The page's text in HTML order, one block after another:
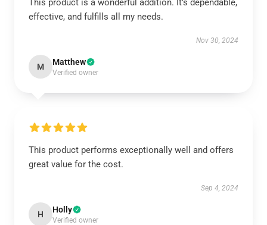
This product is a wonderful addition. It’s dependable,
effective, and fulfills all my needs.
Nov 30, 2024
M Matthew
Verified owner
This product performs exceptionally well and offers
great value for the cost.
Sep 4, 2024
H Holly
Verified owner